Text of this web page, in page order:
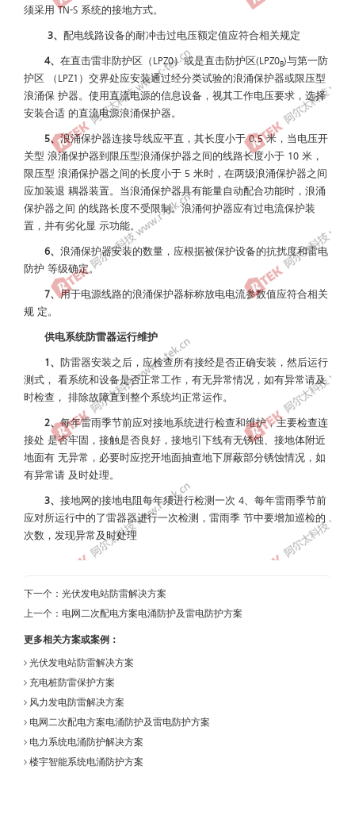
须采用 TN-S 系统的接地方式。
3、 配电线路设备的耐冲击过电压额定值应符合相关规定
4、 在直击雷非防护区（LPZ0）或是直击防护区(LPZ0B)与第一防
护区 （LPZ1）交界处应安装通过经分类试验的浪涌保护器或限压型
浪涌保 护器。使用直流电源的信息设备，视其工作电压要求，选择
安装合适 的直流电源浪涌保护器。
5、浪涌保护器连接导线应平直，其长度小于 0.5 米，当电压开
关型 浪涌保护器到限压型浪涌保护器之间的线路长度小于 10 米，
限压型 浪涌保护器之间的长度小于 5 米时，在两级浪涌保护器之间
应加装退 耦器装置。当浪涌保护器具有能量自动配合功能时，浪涌
保护器之间 的线路长度不受限制。浪涌何护器应有过电流保护装
置，并有劣化显 示功能。
6、 浪涌保护器安装的数量，应根据被保护设备的抗扰度和雷电
防护 等级确定。
7、用于电源线路的浪涌保护器标称放电电流参数值应符合相关
规 定。
供电系统防雷器运行维护
1、 防雷器安装之后，应检查所有接经是否正确安装，然后运行
测式， 看系统和设备是否正常工作，有无异常情况，如有异常请及
时检查， 排除故障直到整个系统均正常运作。
2、每年雷雨季节前应对接地系统进行检查和维护，主要检查连
接处 是否牢固，接触是否良好，接地引下线有无锈蚀、接地体附近
地面有 无异常，必要时应挖开地面抽查地下屏蔽部分锈蚀情况，如
有异常请 及时处理。
3、 接地网的接地电阻每年须进行检测一次 4、每年雷雨季节前
应对所运行中的了雷器器进行一次检测，雷雨季 节中要增加巡检的
次数，发现异常及时处理
下一个： 光伏发电站防雷解决方案
上一个： 电网二次配电方案电涌防护及雷电防护方案
更多相关方案或案例：
光伏发电站防雷解决方案
充电桩防雷保护方案
风力发电防雷解决方案
电网二次配电方案电涌防护及雷电防护方案
电力系统电涌防护解决方案
楼宇智能系统电涌防护方案